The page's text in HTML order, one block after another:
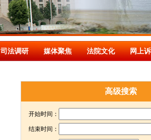
司法调研 媒体聚焦 法院文化 网上
高级搜索
开始时间：
结束时间：